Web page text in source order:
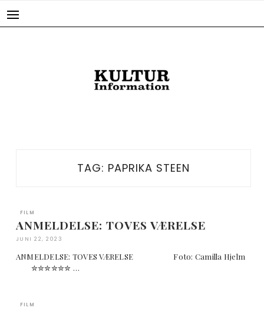
TAG: PAPRIKA STEEN
FILM
ANMELDELSE: TOVES VÆRELSE
JUNI 22, 2023
ANMELDELSE: TOVES VÆRELSE Foto: Camilla Hjelm
✮✮✮✮✮✮ …
FILM